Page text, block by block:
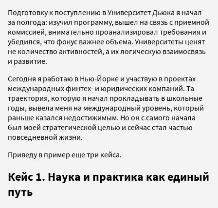
Подготовку к поступлению в Университет Дьюка я начал
за полгода: изучил программу, вышел на связь с приемной
комиссией, внимательно проанализировал требования и
убедился, что фокус важнее объема. Университеты ценят
не количество активностей, а их логическую взаимосвязь
и развитие.
Сегодня я работаю в Нью-Йорке и участвую в проектах
международных финтех- и юридических компаний. Та
траектория, которую я начал прокладывать в школьные
годы, вывела меня на международный уровень, который
раньше казался недостижимым. Но он с самого начала
был моей стратегической целью и сейчас стал частью
повседневной жизни.
Приведу в пример еще три кейса.
Кейс 1. Наука и практика как единый
путь